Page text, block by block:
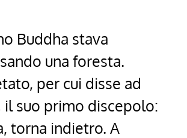
Buddha stava
una foresta.
per cui disse ad
il suo primo discepolo:
torna indietro. A